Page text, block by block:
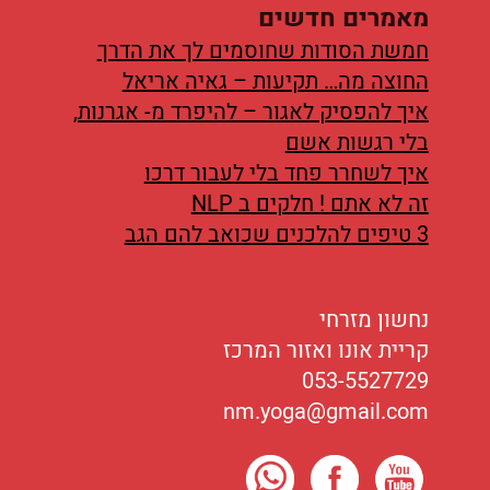
מאמרים חדשים
חמשת הסודות שחוסמים לך את הדרך
החוצה מה… תקיעות – גאיה אריאל
איך להפסיק לאגור – להיפרד מ- אגרנות,
בלי רגשות אשם
איך לשחרר פחד בלי לעבור דרכו
זה לא אתם ! חלקים ב NLP
3 טיפים להלכנים שכואב להם הגב
נחשון מזרחי
קריית אונו ואזור המרכז
053-5527729
nm.yoga@gmail.com